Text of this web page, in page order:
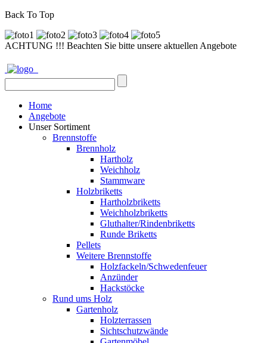
Back To Top
ACHTUNG !!! Beachten Sie bitte unsere aktuellen Angebote
Home
Angebote
Unser Sortiment
Brennstoffe
Brennholz
Hartholz
Weichholz
Stammware
Holzbriketts
Hartholzbriketts
Weichholzbriketts
Gluthalter/Rindenbriketts
Runde Briketts
Pellets
Weitere Brennstoffe
Holzfackeln/Schwedenfeuer
Anzünder
Hackstöcke
Rund ums Holz
Gartenholz
Holzterrassen
Sichtschutzwände